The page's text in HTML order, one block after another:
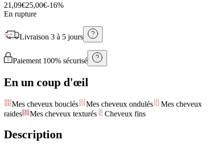
21,09€25,00€-16%
En rupture
Livraison 3 à 5 jours
Paiement 100% sécurisé
En un coup d'œil
Mes cheveux bouclés Mes cheveux ondulés
Mes cheveux
raides
Mes cheveux texturés Cheveux fins
Description